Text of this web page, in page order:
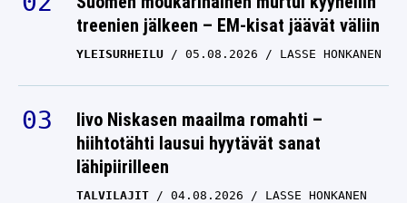
treenien jälkeen – EM-kisat jäävät väliin
YLEISURHEILU 05.08.2026 LASSE HONKANEN
Iivo Niskasen maailma romahti –
hiihtotähti lausui hyytävät sanat
lähipiirilleen
TALVILAJIT 04.08.2026 LASSE HONKANEN